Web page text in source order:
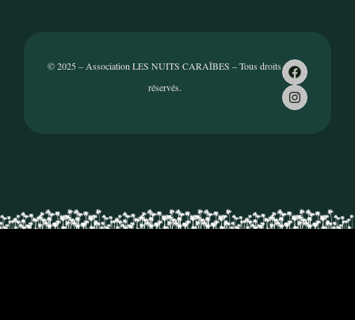
© 2025 – Association LES NUITS CARAÏBES – Tous droits
réservés.